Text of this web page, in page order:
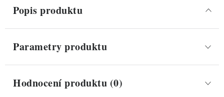
Popis produktu
Parametry produktu
Hodnocení produktu (0)